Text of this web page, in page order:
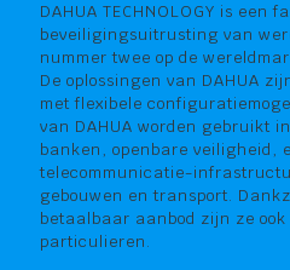
DAHUA TECHNOLOGY is een
beveiligingsuitrusting van
nummer twee op de
De oplossingen van DAHUA
met flexibele
van DAHUA worden gebruikt
banken, openbare veiligheid,
telecommunicatie-
gebouwen en transport.
betaalbaar aanbod zijn ze ook
particulieren.